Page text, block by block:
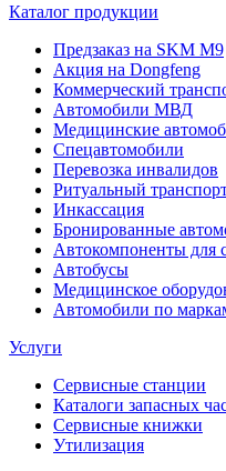
Каталог продукции
Предзаказ на SKM M9
Акция на Dongfeng
Коммерческий
Автомобили МВД
Медицинские
Спецавтомобили
Перевозка инвалидов
Ритуальный
Инкассация
Бронированные
Автокомпоненты для
Автобусы
Медицинское
Автомобили по
Услуги
Сервисные станции
Каталоги запасных
Сервисные книжки
Утилизация